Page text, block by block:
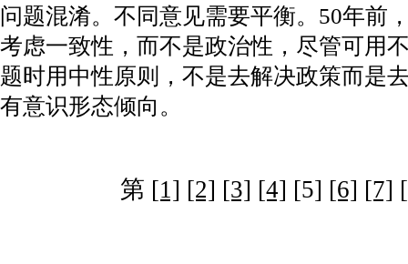
问题混淆。不同意见需要平衡。50年前
考虑一致性，而不是政治性，尽管可用
题时用中性原则，不是去解决政策而是
有意识形态倾向。
第 [1] [2] [3] [4] [5] [6] [7]